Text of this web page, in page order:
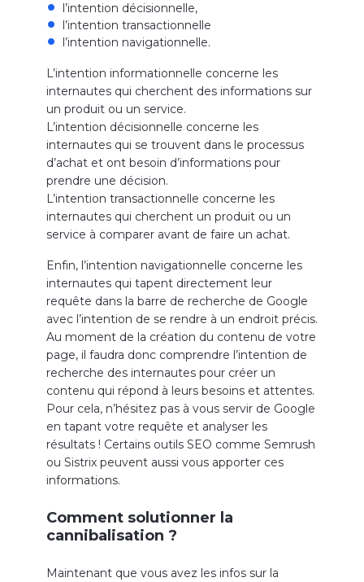
l’intention décisionnelle,
l’intention transactionnelle
l’intention navigationnelle.
L’intention informationnelle concerne les
internautes qui cherchent des informations sur
un produit ou un service.
L’intention décisionnelle concerne les
internautes qui se trouvent dans le processus
d’achat et ont besoin d’informations pour
prendre une décision.
L’intention transactionnelle concerne les
internautes qui cherchent un produit ou un
service à comparer avant de faire un achat.
Enfin, l’intention navigationnelle concerne les
internautes qui tapent directement leur
requête dans la barre de recherche de Google
avec l’intention de se rendre à un endroit précis.
Au moment de la création du contenu de votre
page, il faudra donc comprendre l’intention de
recherche des internautes pour créer un
contenu qui répond à leurs besoins et attentes.
Pour cela, n’hésitez pas à vous servir de Google
en tapant votre requête et analyser les
résultats ! Certains outils SEO comme Semrush
ou Sistrix peuvent aussi vous apporter ces
informations.
Comment solutionner la
cannibalisation ?
Maintenant que vous avez les infos sur la